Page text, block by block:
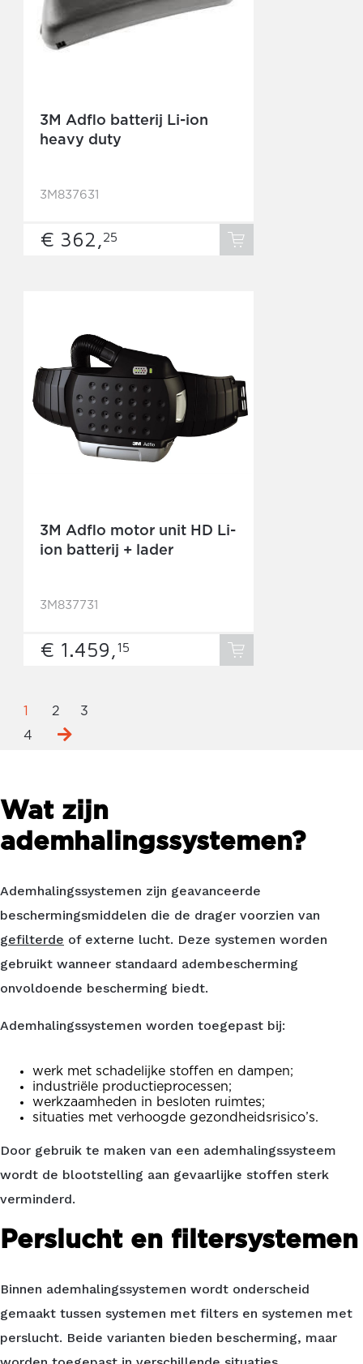
3M Adflo batterij Li-ion
heavy duty
3M837631
€ 362,25
3M Adflo motor unit HD Li-
ion batterij + lader
3M837731
€ 1.459,15
1 2
3
4
Wat zijn
ademhalingssystemen?
Ademhalingssystemen zijn geavanceerde
beschermingsmiddelen die de drager voorzien van
gefilterde of externe lucht. Deze systemen worden
gebruikt wanneer standaard adembescherming
onvoldoende bescherming biedt.
Ademhalingssystemen worden toegepast bij:
werk met schadelijke stoffen en dampen;
industriële productieprocessen;
werkzaamheden in besloten ruimtes;
situaties met verhoogde gezondheidsrisico’s.
Door gebruik te maken van een ademhalingssysteem
wordt de blootstelling aan gevaarlijke stoffen sterk
verminderd.
Perslucht en filtersystemen
Binnen ademhalingssystemen wordt onderscheid
gemaakt tussen systemen met filters en systemen met
perslucht. Beide varianten bieden bescherming, maar